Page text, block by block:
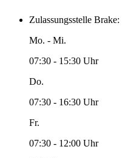
Zulassungsstelle Brake:
Mo. - Mi.
07:30 - 15:30 Uhr
Do.
07:30 - 16:30 Uhr
Fr.
07:30 - 12:00 Uhr